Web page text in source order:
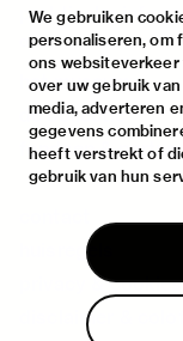
We gebruiken
personaliseren, om
ons websiteverkeer
over uw gebruik
media, adverteren
gegevens
heeft verstrekt of
gebruik van hun
praktische
over
het museum
de collectie
fondsen &
huisregels
privacy & cookies
disclaimer &